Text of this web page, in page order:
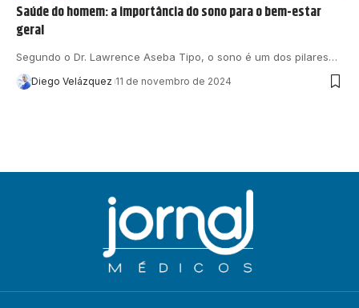
Saúde do homem: a importância do sono para o bem-estar
geral
Segundo o Dr. Lawrence Aseba Tipo, o sono é um dos pilares…
Diego Velázquez 11 de novembro de 2024